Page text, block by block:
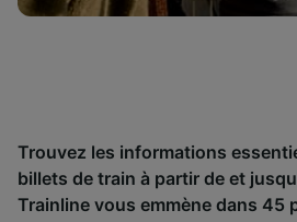
Trouvez les informations
billets de train à partir de et
Trainline vous emmène dans 45